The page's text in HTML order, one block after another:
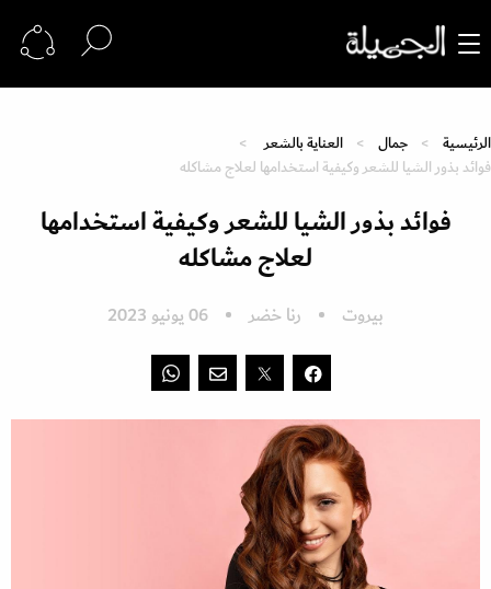
الرئيسية جمال
العناية بالشعر
فوائد بذور الشيا للشعر وكيفية استخدامها لعلاج مشاكله
فوائد بذور الشيا للشعر وكيفية استخدامها
لعلاج مشاكله
بيروت رنا خضر 06 يونيو 2023